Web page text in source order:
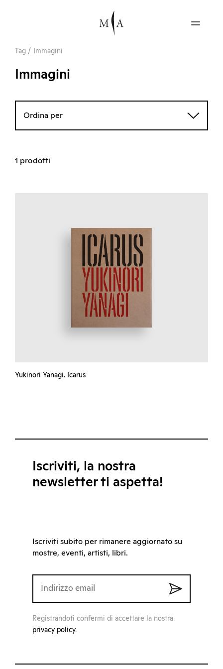
Tag / Immagini
Immagini
Ordina per
1 prodotti
Yukinori Yanagi. Icarus
Iscriviti, la nostra
newsletter ti aspetta!
Iscriviti subito per rimanere aggiornato su
mostre, eventi, artisti, libri.
Registrandoti confermi di accettare la nostra
privacy policy.